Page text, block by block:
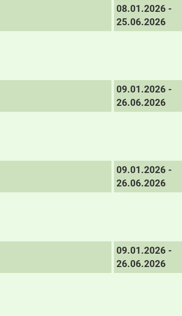
08.01.2026 -
25.06.2026
09.01.2026 -
26.06.2026
09.01.2026 -
26.06.2026
09.01.2026 -
26.06.2026